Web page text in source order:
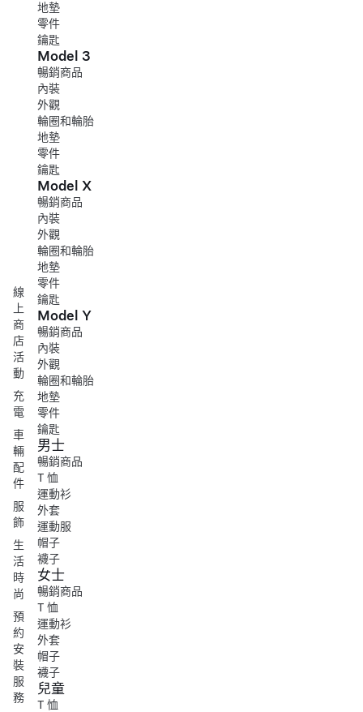
線
上
商
店
活
動
充
電
車
輛
配
件
服
飾
生
活
時
尚
預
約
安
裝
服
務
地墊
零件
鑰匙
Model 3
暢銷商品
內裝
外觀
輪圈和輪胎
地墊
零件
鑰匙
Model X
暢銷商品
內裝
外觀
輪圈和輪胎
地墊
零件
鑰匙
Model Y
暢銷商品
內裝
外觀
輪圈和輪胎
地墊
零件
鑰匙
男士
暢銷商品
T 恤
運動衫
外套
運動服
帽子
襪子
女士
暢銷商品
T 恤
運動衫
外套
帽子
襪子
兒童
T 恤